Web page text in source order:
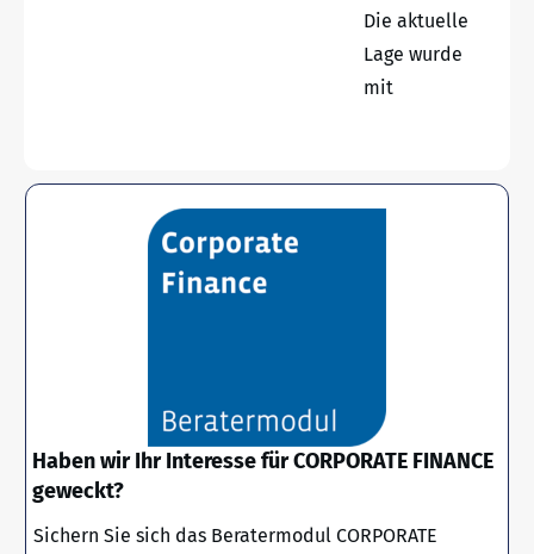
Die aktuelle
Lage wurde
mit
Haben wir Ihr Interesse für CORPORATE FINANCE
geweckt?
Sichern Sie sich das Beratermodul CORPORATE